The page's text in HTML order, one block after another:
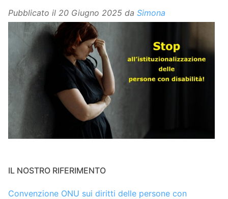
Pubblicato il 20 Giugno 2025 da Simona
IL NOSTRO RIFERIMENTO
Convenzione ONU sui diritti delle persone con